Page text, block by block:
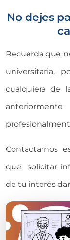
No dejes
Recuerda que
universitaria,
cualquiera de
Contactarnos
que solicitar
de tu interés